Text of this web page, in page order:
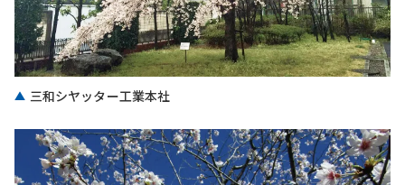
三和シヤッター工業本社